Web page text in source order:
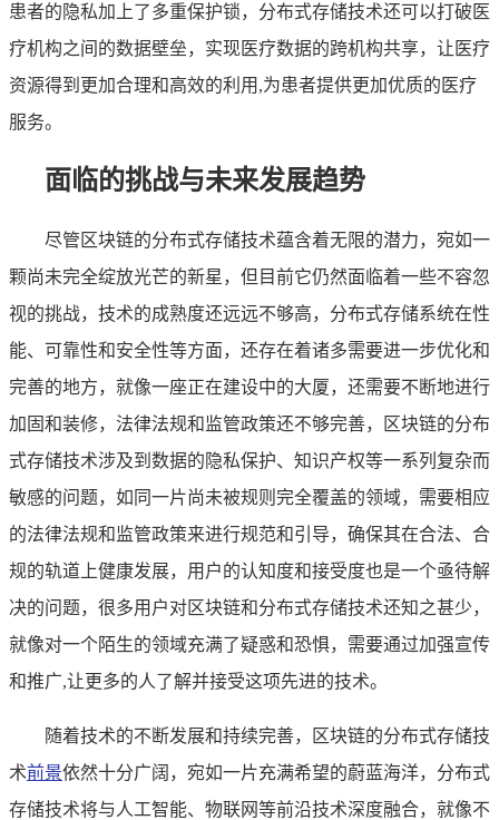
患者的隐私加上了多重保护锁，分布式存储技术还可以打破医
疗机构之间的数据壁垒，实现医疗数据的跨机构共享，让医疗
资源得到更加合理和高效的利用,为患者提供更加优质的医疗
服务。
面临的挑战与未来发展趋势
尽管区块链的分布式存储技术蕴含着无限的潜力，宛如一
颗尚未完全绽放光芒的新星，但目前它仍然面临着一些不容忽
视的挑战，技术的成熟度还远远不够高，分布式存储系统在性
能、可靠性和安全性等方面，还存在着诸多需要进一步优化和
完善的地方，就像一座正在建设中的大厦，还需要不断地进行
加固和装修，法律法规和监管政策还不够完善，区块链的分布
式存储技术涉及到数据的隐私保护、知识产权等一系列复杂而
敏感的问题，如同一片尚未被规则完全覆盖的领域，需要相应
的法律法规和监管政策来进行规范和引导，确保其在合法、合
规的轨道上健康发展，用户的认知度和接受度也是一个亟待解
决的问题，很多用户对区块链和分布式存储技术还知之甚少，
就像对一个陌生的领域充满了疑惑和恐惧，需要通过加强宣传
和推广,让更多的人了解并接受这项先进的技术。
随着技术的不断发展和持续完善，区块链的分布式存储技
术前景依然十分广阔，宛如一片充满希望的蔚蓝海洋，分布式
存储技术将与人工智能、物联网等前沿技术深度融合，就像不